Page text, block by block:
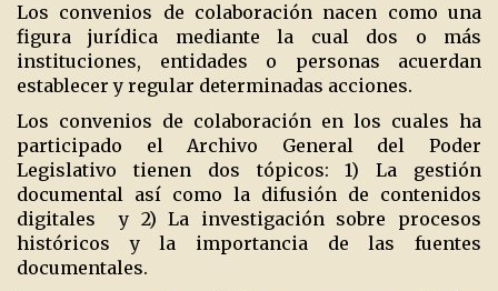
Los convenios de colaboración nacen como una
figura jurídica mediante la cual dos o más
instituciones, entidades o personas acuerdan
establecer y regular determinadas acciones.
Los convenios de colaboración en los cuales ha
participado el Archivo General del Poder
Legislativo tienen dos tópicos: 1) La gestión
documental así como la difusión de contenidos
digitales
y 2) La investigación sobre procesos
históricos y la importancia de las fuentes
documentales.